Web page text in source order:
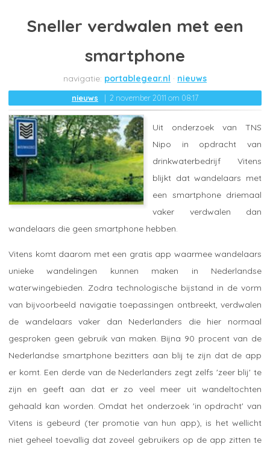
Sneller verdwalen met een
smartphone
portablegear.nl nieuws
nieuws 2 november 2011 om 08:17
Uit onderzoek van TNS
Nipo in opdracht van
drinkwaterbedrijf Vitens
blijkt dat wandelaars met
een smartphone driemaal
vaker verdwalen dan
wandelaars die geen smartphone hebben.
Vitens komt daarom met een gratis app waarmee wandelaars
unieke wandelingen kunnen maken in Nederlandse
waterwingebieden. Zodra technologische bijstand in de vorm
van bijvoorbeeld navigatie toepassingen ontbreekt, verdwalen
de wandelaars vaker dan Nederlanders die hier normaal
gesproken geen gebruik van maken. Bijna 90 procent van de
Nederlandse smartphone bezitters aan blij te zijn dat de app
er komt. Een derde van de Nederlanders zegt zelfs 'zeer blij' te
zijn en geeft aan dat er zo veel meer uit wandeltochten
gehaald kan worden. Omdat het onderzoek 'in opdracht' van
Vitens is gebeurd (ter promotie van hun app), is het wellicht
niet geheel toevallig dat zoveel gebruikers op de app zitten te